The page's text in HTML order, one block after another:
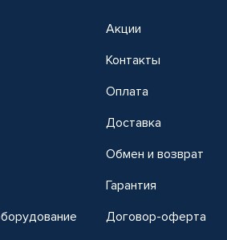
Акции
Контакты
Оплата
Доставка
Обмен и возврат
Гарантия
Договор-оферта